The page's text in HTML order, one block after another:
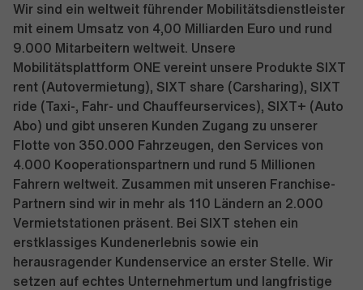
Wir sind ein weltweit führender Mobilitätsdienstleister
mit einem Umsatz von 4,00 Milliarden Euro und rund
9.000 Mitarbeitern weltweit. Unsere
Mobilitätsplattform ONE vereint unsere Produkte SIXT
rent (Autovermietung), SIXT share (Carsharing), SIXT
ride (Taxi-, Fahr- und Chauffeurservices), SIXT+ (Auto
Abo) und gibt unseren Kunden Zugang zu unserer
Flotte von 350.000 Fahrzeugen, den Services von
4.000 Kooperationspartnern und rund 5 Millionen
Fahrern weltweit. Zusammen mit unseren Franchise-
Partnern sind wir in mehr als 110 Ländern an 2.000
Vermietstationen präsent. Bei SIXT stehen ein
erstklassiges Kundenerlebnis sowie ein
herausragender Kundenservice an erster Stelle. Wir
setzen auf echtes Unternehmertum und langfristige